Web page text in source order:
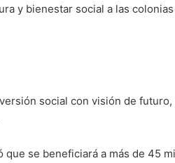
y bienestar social a las
social con visión de futuro,
se beneficiará a más de 45